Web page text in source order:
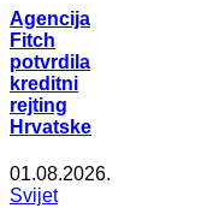
Agencija
Fitch
potvrdila
kreditni
rejting
Hrvatske
01.08.2026.
Svijet